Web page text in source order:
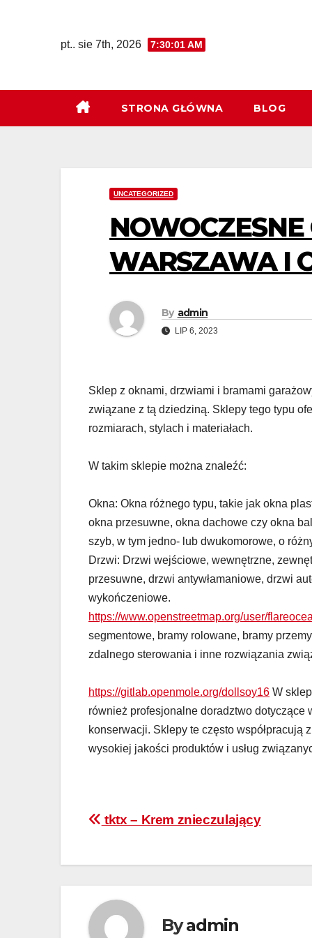
pt.. sie 7th, 2026 7:30:02 AM
STRONA GŁÓWNA BLOG
UNCATEGORIZED
WARSZAWA I
By admin
LIP 6, 2023
Sklep z oknami, drzwiami i bramami
związane z tą dziedziną. Sklepy tego typu
rozmiarach, stylach i materiałach.
W takim sklepie można znaleźć:
Okna: Okna różnego typu, takie jak okna
okna przesuwne, okna dachowe czy okna
szyb, w tym jedno- lub dwukomorowe, o
Drzwi: Drzwi wejściowe, wewnętrzne,
przesuwne, drzwi antywłamaniowe, drzwi
wykończeniowe.
https://www.openstreetmap.org/user/
segmentowe, bramy rolowane, bramy
zdalnego sterowania i inne rozwiązania
https://gitlab.openmole.org/dollsoy16 W
również profesjonalne doradztwo dotyczące
konserwacji. Sklepy te często
wysokiej jakości produktów i usług
Nawigacja
tktx – Krem znieczulający
Byadmin